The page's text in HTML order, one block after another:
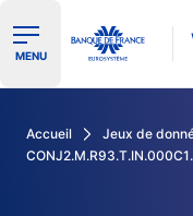
Ouvrir le menu de
MENU
Accueil Jeux de